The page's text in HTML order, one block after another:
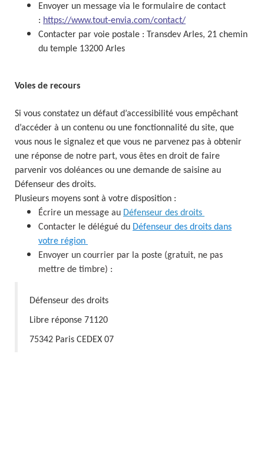
Envoyer un message via le formulaire de contact
: https://www.tout-envia.com/contact/
Contacter par voie postale :
Transdev Arles, 21 chemin
du temple 13200 Arles
Voies de recours
Si vous constatez un défaut d’accessibilité vous empêchant
d’accéder à un contenu ou une fonctionnalité du site, que
vous nous le signalez et que vous ne parvenez pas à obtenir
une réponse de notre part, vous êtes en droit de faire
parvenir vos doléances ou une demande de saisine au
Défenseur des droits.
Plusieurs moyens sont à votre disposition :
Écrire un message au Défenseur des droits
Contacter le délégué du Défenseur des droits dans
votre région
Envoyer un courrier par la poste (gratuit, ne pas
mettre de timbre) :
Défenseur des droits
Libre réponse 71120
75342 Paris CEDEX 07